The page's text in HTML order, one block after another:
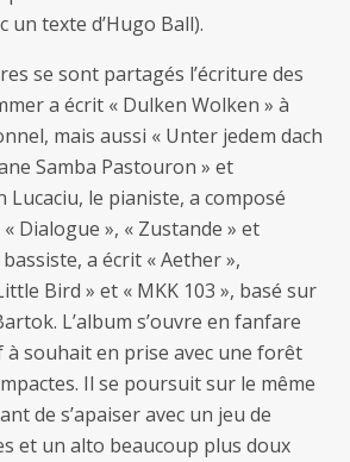
un texte d’Hugo Ball).
se sont partagés l’écriture des
a écrit « Dulken Wolken » à
mais aussi « Unter jedem dach
Samba Pastouron » et
Lucaciu, le pianiste, a composé
Dialogue », « Zustande » et
a écrit « Aether »,
Bird » et « MKK 103 », basé sur
L’album s’ouvre en fanfare
à souhait en prise avec une forêt
Il se poursuit sur le même
de s’apaiser avec un jeu de
et un alto beaucoup plus doux